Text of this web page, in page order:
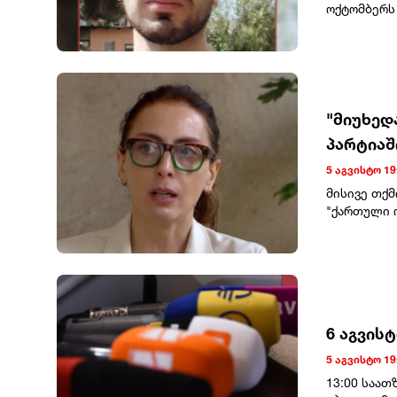
ოქტომბერს
5 აგვისტო
მისივე
"ქართული
ჩვენს
ბრძოლა.
რითაც
6
5 აგვისტო
13:00